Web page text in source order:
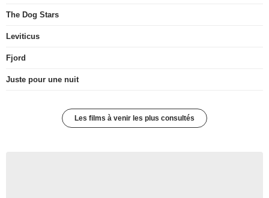
The Dog Stars
Leviticus
Fjord
Juste pour une nuit
Les films à venir les plus consultés